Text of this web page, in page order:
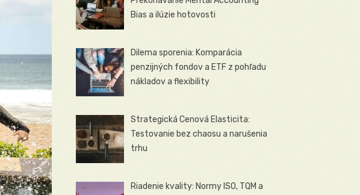
Bias a ilúzie hotovosti
Dilema sporenia: Komparácia
penzijných fondov a ETF z pohľadu
nákladov a flexibility
Strategická Cenová Elasticita:
Testovanie bez chaosu a narušenia
trhu
Riadenie kvality: Normy ISO, TQM a